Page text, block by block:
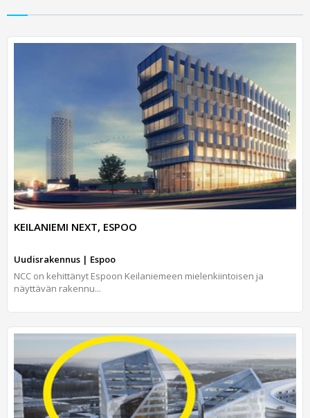
KEILANIEMI NEXT, ESPOO
Uudisrakennus | Espoo
NCC on kehittänyt Espoon Keilaniemeen mielenkiintoisen ja
näyttävän rakennu...